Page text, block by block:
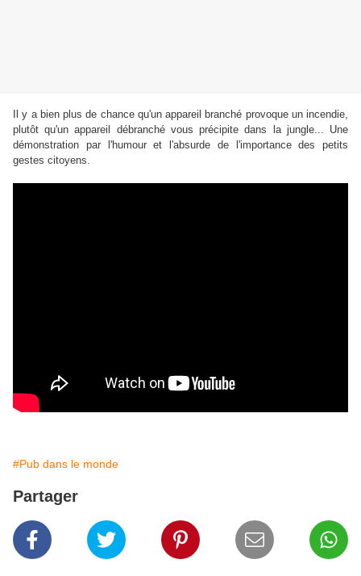
Il y a bien plus de chance qu'un appareil branché provoque un incendie,
plutôt qu'un appareil débranché vous précipite dans la jungle... Une
démonstration par l'humour et l'absurde de l'importance des petits
gestes citoyens.
#Pub dans le monde
Partager